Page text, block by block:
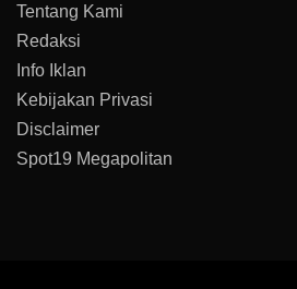
Tentang Kami
Redaksi
Info Iklan
Kebijakan Privasi
Disclaimer
Spot19 Megapolitan